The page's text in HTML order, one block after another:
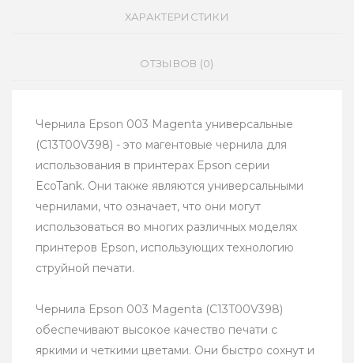
ХАРАКТЕРИСТИКИ
ОТЗЫВОВ (0)
Чернила Epson 003 Magenta универсальные
(C13T00V398) - это магентовые чернила для
использования в принтерах Epson серии
EcoTank. Они также являются универсальными
чернилами, что означает, что они могут
использоваться во многих различных моделях
принтеров Epson, использующих технологию
струйной печати.
Чернила Epson 003 Magenta (C13T00V398)
обеспечивают высокое качество печати с
яркими и четкими цветами. Они быстро сохнут и